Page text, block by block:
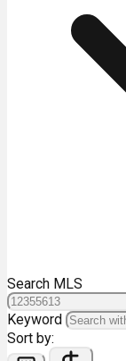
Search MLS
Keyword
Sort by: